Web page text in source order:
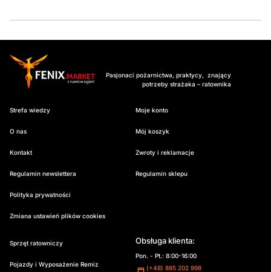
Pasjonaci pożarnictwa, praktycy, znający
potrzeby strażaka – ratownika
Strefa wiedzy
O nas
Kontakt
Regulamin newslettera
Polityka prywatności
Zmiana ustawień plików cookies
Moje konto
Mój koszyk
Zwroty i reklamacje
Regulamin sklepu
Sprzęt ratowniczy
Pojazdy i Wyposażenie Remiz
Obsługa klienta:
Pon. - Pt.: 8:00-16:00
(+48) 885 202 998